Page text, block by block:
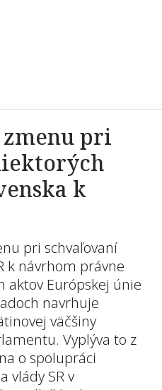
zmenu pri
k
pri schvaľovaní
k návrhom právne
aktov Európskej únie
navrhuje
väčšiny
Vyplýva to z
o spolupráci
vlády SR v